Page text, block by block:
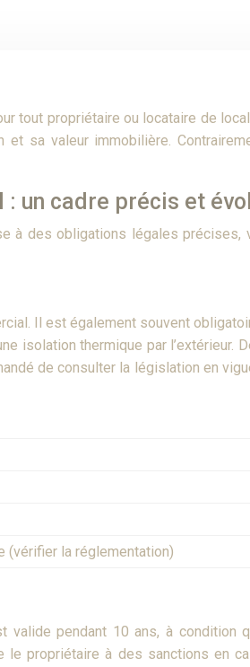
tout propriétaire ou locataire de
sa valeur immobilière.
: un cadre précis et
à des obligations légales
Il est également souvent
isolation thermique par l’extérieur.
de consulter la législation en
(vérifier la réglementation)
pendant 10 ans, à condition
propriétaire à des sanctions en